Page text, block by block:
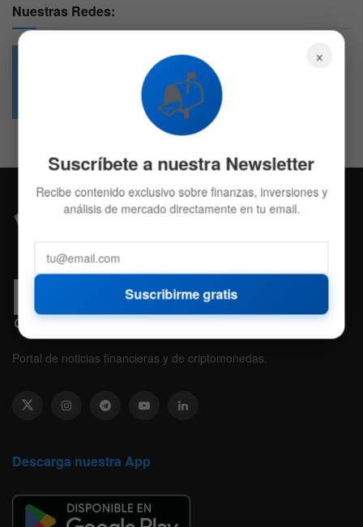
Nuestras Redes:
4.7k
Followers
Portal de noticias financieras y de criptomonedas.
Descarga nuestra App
×
📬
Suscríbete a nuestra Newsletter
Recibe contenido exclusivo sobre finanzas, inversiones y
análisis de mercado directamente en tu email.
Suscribirme gratis